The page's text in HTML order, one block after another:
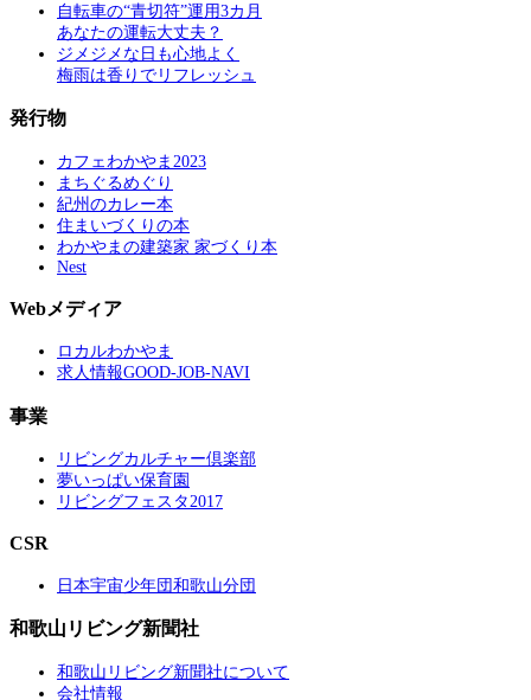
自転車の“青切符”運用3カ月
あなたの運転大丈夫？
ジメジメな日も心地よく
梅雨は香りでリフレッシュ
発行物
カフェわかやま2023
まちぐるめぐり
紀州のカレー本
住まいづくりの本
わかやまの建築家 家づくり本
Nest
Webメディア
ロカルわかやま
求人情報GOOD-JOB-NAVI
事業
リビングカルチャー倶楽部
夢いっぱい保育園
リビングフェスタ2017
CSR
日本宇宙少年団和歌山分団
和歌山リビング新聞社
和歌山リビング新聞社について
会社情報